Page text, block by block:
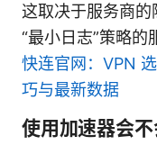
这取决于服务商的
“最小日志”策略的
快连官网：VPN
巧与最新数据
使用加速器会不